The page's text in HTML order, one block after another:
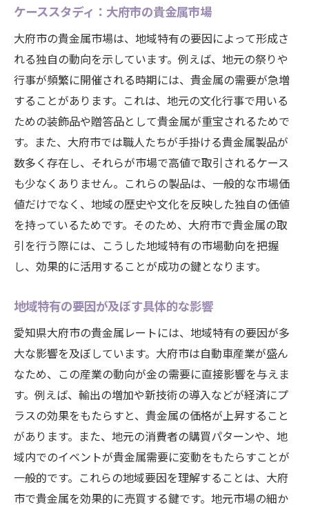
ケーススタディ：大府市の貴金属市場
大府市の貴金属市場は、地域特有の要因によって形成さ
れる独自の動向を示しています。例えば、地元の祭りや
行事が頻繁に開催される時期には、貴金属の需要が急増
することがあります。これは、地元の文化行事で用いる
ための装飾品や贈答品として貴金属が重宝されるためで
す。また、大府市では職人たちが手掛ける貴金属製品が
数多く存在し、それらが市場で高値で取引されるケース
も少なくありません。これらの製品は、一般的な市場価
値だけでなく、地域の歴史や文化を反映した独自の価値
を持っているためです。そのため、大府市で貴金属の取
引を行う際には、こうした地域特有の市場動向を把握
し、効果的に活用することが成功の鍵となります。
地域特有の要因が及ぼす具体的な影響
愛知県大府市の貴金属レートには、地域特有の要因が多
大な影響を及ぼしています。大府市は自動車産業が盛ん
なため、この産業の動向が金の需要に直接影響を与えま
す。例えば、輸出の増加や新技術の導入などが経済にプ
ラスの効果をもたらすと、貴金属の価格が上昇すること
があります。また、地元の消費者の購買パターンや、地
域内でのイベントが貴金属需要に変動をもたらすことが
一般的です。これらの地域要因を理解することは、大府
市で貴金属を効果的に売買する鍵です。地元市場の細か